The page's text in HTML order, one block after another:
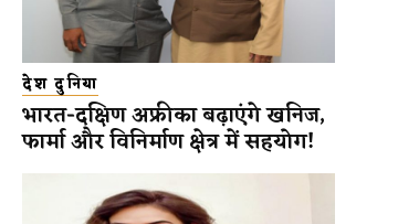
देश दुनिया
भारत-दक्षिण अफ्रीका बढ़ाएंगे खनिज,
फार्मा और विनिर्माण क्षेत्र में सहयोग!